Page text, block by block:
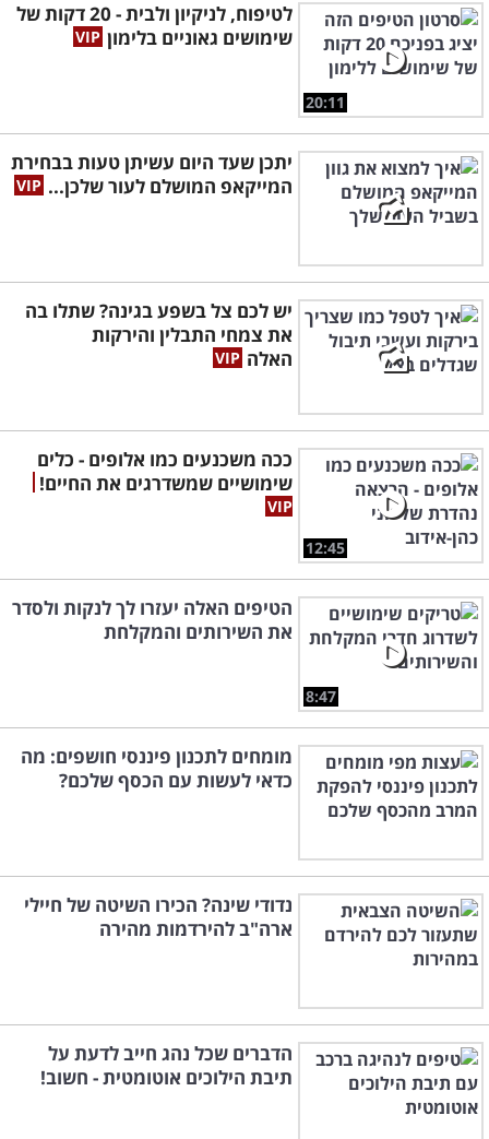
20:11
לטיפוח, לניקיון ולבית - 20 דקות של
שימושים גאוניים בלימון
יתכן שעד היום עשיתן טעות בבחירת
המייקאפ המושלם לעור שלכן...
יש לכם צל בשפע בגינה? שתלו בה
את צמחי התבלין והירקות
האלה
12:45
ככה משכנעים כמו אלופים - כלים
שימושיים שמשדרגים את החיים!
8:47
הטיפים האלה יעזרו לך לנקות ולסדר
את השירותים והמקלחת
מומחים לתכנון פיננסי חושפים: מה
כדאי לעשות עם הכסף שלכם?
נדודי שינה? הכירו השיטה של חיילי
ארה"ב להירדמות מהירה
הדברים שכל נהג חייב לדעת על
תיבת הילוכים אוטומטית - חשוב!